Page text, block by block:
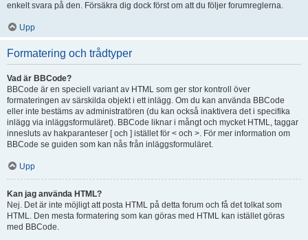
enkelt svara på den. Försäkra dig dock först om att du följer forumreglerna.
Upp
Formatering och trådtyper
Vad är BBCode?
BBCode är en speciell variant av HTML som ger stor kontroll över
formateringen av särskilda objekt i ett inlägg. Om du kan använda BBCode
eller inte bestäms av administratören (du kan också inaktivera det i specifika
inlägg via inläggsformuläret). BBCode liknar i mångt och mycket HTML, taggar
innesluts av hakparanteser [ och ] istället för < och >. För mer information om
BBCode se guiden som kan nås från inläggsformuläret.
Upp
Kan jag använda HTML?
Nej. Det är inte möjligt att posta HTML på detta forum och få det tolkat som
HTML. Den mesta formatering som kan göras med HTML kan istället göras
med BBCode.